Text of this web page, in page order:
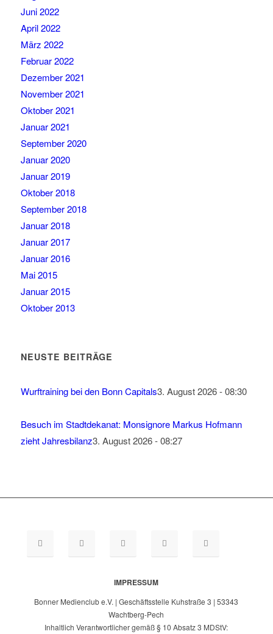
Juni 2022
April 2022
März 2022
Februar 2022
Dezember 2021
November 2021
Oktober 2021
Januar 2021
September 2020
Januar 2020
Januar 2019
Oktober 2018
September 2018
Januar 2018
Januar 2017
Januar 2016
Mai 2015
Januar 2015
Oktober 2013
NEUSTE BEITRÄGE
Wurftraining bei den Bonn Capitals3. August 2026 - 08:30
Besuch im Stadtdekanat: Monsignore Markus Hofmann
zieht Jahresbilanz3. August 2026 - 08:27
IMPRESSUM
Bonner Medienclub e.V. | Geschäftsstelle Kuhstraße 3 | 53343
Wachtberg-Pech
Inhaltlich Verantwortlicher gemäß § 10 Absatz 3 MDStV: